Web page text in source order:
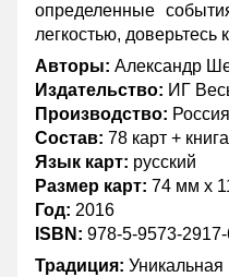
определенные
легкостью, доверьтесь
Авторы: Александр
Издательство: ИГ
Производство: Россия
Состав: 78 карт + книга
Язык карт: русский
Размер карт: 74 мм х
Год: 2016
ISBN: 978-5-9573-
Традиция: Уникальная